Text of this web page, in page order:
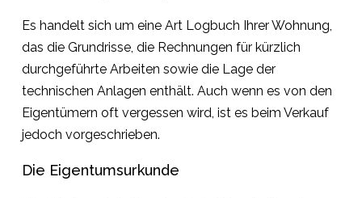
Es handelt sich um eine Art Logbuch Ihrer Wohnung,
das die Grundrisse, die Rechnungen für kürzlich
durchgeführte Arbeiten sowie die Lage der
technischen Anlagen enthält. Auch wenn es von den
Eigentümern oft vergessen wird, ist es beim Verkauf
jedoch vorgeschrieben.
Die Eigentumsurkunde